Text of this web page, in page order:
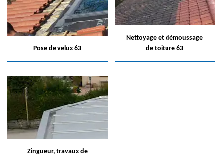
Pose de velux 63
Nettoyage et démoussage
de toiture 63
Zingueur, travaux de